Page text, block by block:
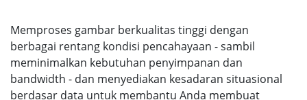
Memproses gambar berkualitas tinggi dengan
berbagai rentang kondisi pencahayaan - sambil
meminimalkan kebutuhan penyimpanan dan
bandwidth - dan menyediakan kesadaran situasional
berdasar data untuk membantu Anda membuat